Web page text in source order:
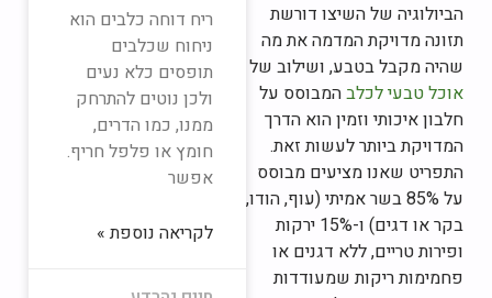
הביולוגיה של השיצו דורשת
תזונה מדויקת המדמה את מה
שהיה מקבל בטבע, ושילוב של
אוכל טבעי לכלבהמבוסס על
חלבון איכותי וזמין הוא הדרך
המדויקת ביותר לעשות זאת.
התפריט שאנו מציעים מבוסס
על 85% בשר אמיתי (עוף, הודו,
בקר או דגים) ו-15% ירקות
ופירות טריים, ללא דגנים או
פחמימות ריקות שמעודדות
ריח דוחה כלבים הוא
ניחוח שכלבים
תופסים כלא נעים
ולכן נוטים להתרחק
ממנו, כמו הדרים,
חומץ או פלפל חריף.
אפשר
לקריאה נוספת »